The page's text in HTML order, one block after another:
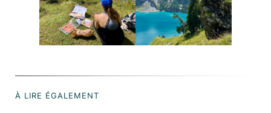
À LIRE ÉGALEMENT